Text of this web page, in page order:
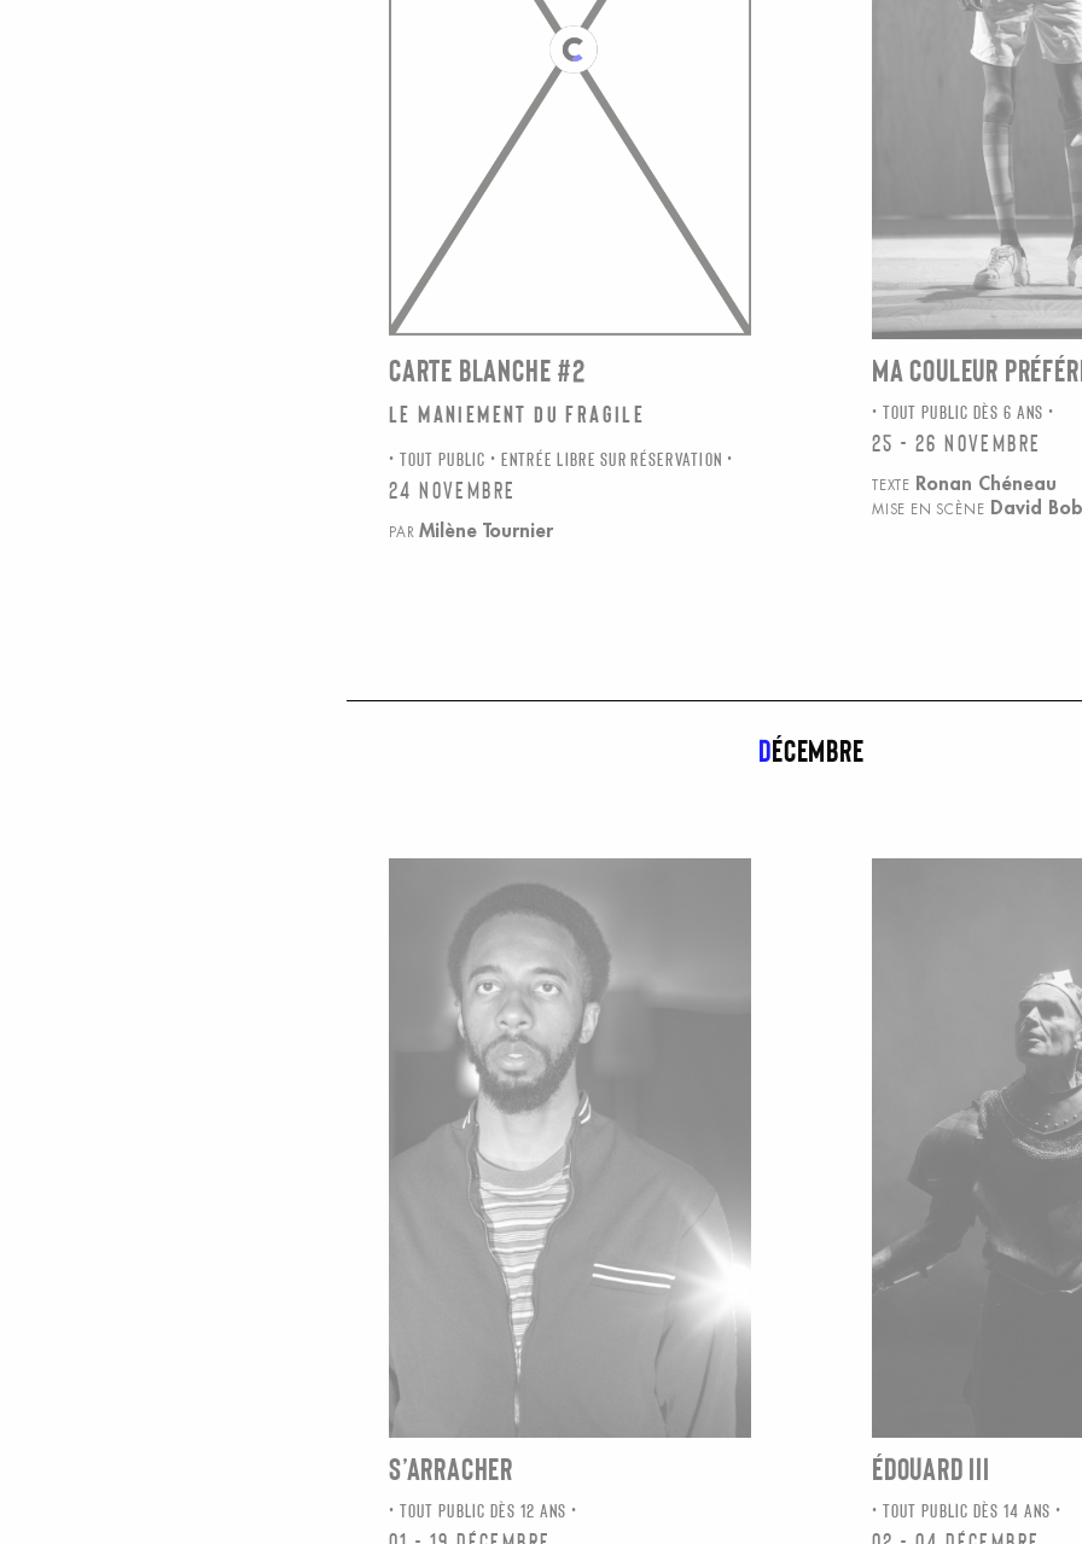
CARTE BLANCHE #2
Le Maniement du fragile
TOUT PUBLIC ENTRÉE LIBRE SUR RÉSERVATION
24 novembre
PARMilène Tournier
MA COULEUR
TOUT PUBLIC DÈS 6 ANS
25 - 26 novembre
TEXTE Ronan Chéneau
MISE EN SCÈNE David
décembre
S’ARRACHER
TOUT PUBLIC DÈS 12 ANS
ÉDOUARD III
TOUT PUBLIC DÈS 14 ANS